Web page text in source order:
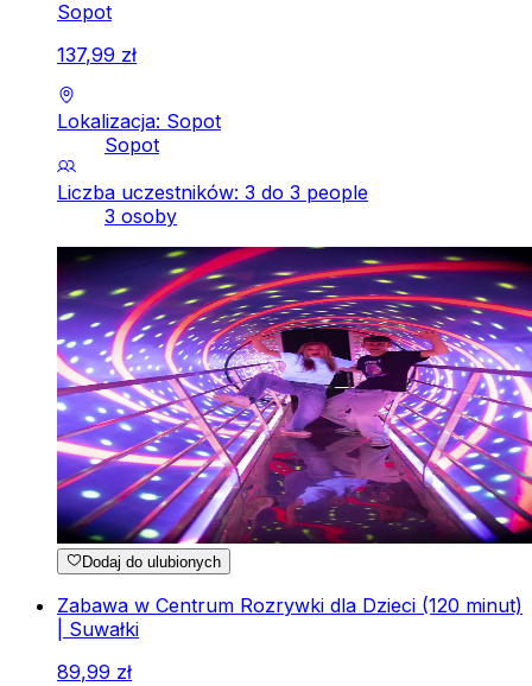
Sopot
137,99 zł
Lokalizacja: Sopot
Sopot
Liczba uczestników: 3 do 3 people
3 osoby
Dodaj do ulubionych
Zabawa w Centrum Rozrywki dla Dzieci (120 minut)
| Suwałki
89,99 zł